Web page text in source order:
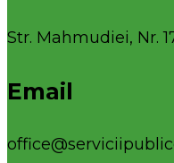
Str. Mahmudiei, Nr.
Email